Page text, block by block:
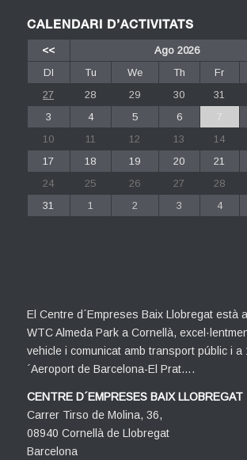
CALENDARI D’ACTIVITATS
<< Ago 2026
Dl
Tu We Th Fr
27
28 29 30 31
3
4 5 6 7
10
11 12 13 14
17
18 19 20 21
24
25 26 27 28
31
1 2 3 4
El Centre d´Empreses Baix Llobregat està
WTC Almeda Park a Cornellà,
vehicle i comunicat amb transport públic i a
´Aeroport de Barcelona-El Prat….
CENTRE D´EMPRESES BAIX LLOBREGAT
Carrer Tirso de Molina, 36,
08940 Cornellà de Llobregat
Barcelona